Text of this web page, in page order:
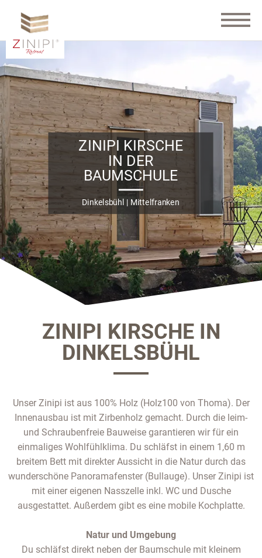
ZINIPI KIRSCHE
IN DER
BAUMSCHULE
Dinkelsbühl | Mittelfranken
ZINIPI KIRSCHE IN
DINKELSBÜHL
Unser Zinipi ist aus 100% Holz (Holz100 von Thoma). Der
Innenausbau ist mit Zirbenholz gemacht. Durch die leim-
und Schraubenfreie Bauweise garantieren wir für ein
einmaliges Wohlfühlklima. Du schläfst in einem 1,60 m
breitem Bett mit direkter Aussicht in die Natur durch das
wunderschöne Panoramafenster (Bullauge). Unser Zinipi ist
mit einer eigenen Nasszelle inkl. WC und Dusche
ausgestattet. Außerdem gibt es eine mobile Kochplatte.
Natur und Umgebung
Du schläfst direkt neben der Baumschule mit kleinem
VERFÜGBARKEIT
PRÜFEN
&
BUCHEN